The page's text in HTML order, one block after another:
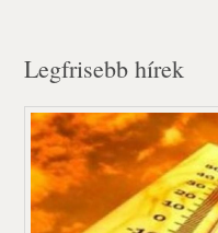
Legfrisebb hírek